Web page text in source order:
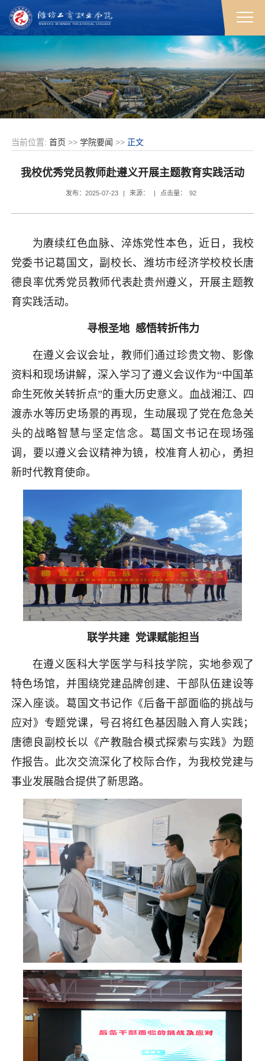
当前位置: 首页 >> 学院要闻 >> 正文
我校优秀党员教师赴遵义开展主题教育实践活动
发布：2025-07-23 | 来源： | 点击量： 92
为赓续红色血脉、淬炼党性本色，近日，我校
党委书记葛国文，副校长、潍坊市经济学校校长唐
德良率优秀党员教师代表赴贵州遵义，开展主题教
育实践活动。
寻根圣地 感悟转折伟力
在遵义会议会址，教师们通过珍贵文物、影像
资料和现场讲解，深入学习了遵义会议作为“中国革
命生死攸关转折点”的重大历史意义。血战湘江、四
渡赤水等历史场景的再现，生动展现了党在危急关
头的战略智慧与坚定信念。葛国文书记在现场强
调，要以遵义会议精神为镜，校准育人初心，勇担
新时代教育使命。
联学共建 党课赋能担当
在遵义医科大学医学与科技学院，实地参观了
特色场馆，并围绕党建品牌创建、干部队伍建设等
深入座谈。葛国文书记作《后备干部面临的挑战与
应对》专题党课，号召将红色基因融入育人实践；
唐德良副校长以《产教融合模式探索与实践》为题
作报告。此次交流深化了校际合作，为我校党建与
事业发展融合提供了新思路。